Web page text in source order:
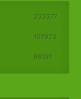
233377
107923
66181